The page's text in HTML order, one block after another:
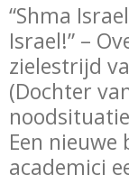
“Shma
Israel!” –
zielestrijd
(Dochter
Een nieuwe
academici